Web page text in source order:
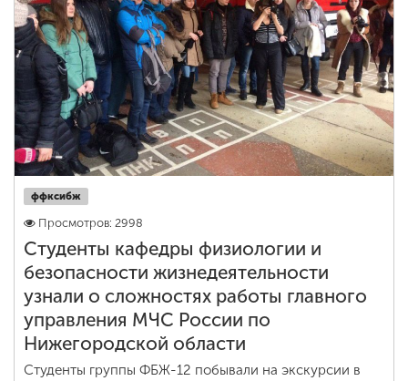
ффксибж
Просмотров: 2998
Студенты кафедры физиологии и
безопасности жизнедеятельности
узнали о сложностях работы главного
управления МЧС России по
Нижегородской области
Студенты группы ФБЖ-12 побывали на экскурсии в